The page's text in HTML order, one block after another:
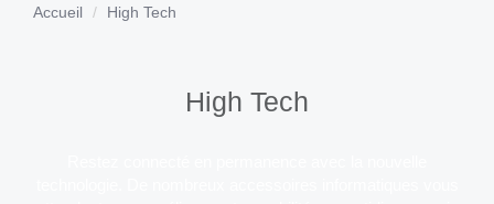
Accueil High Tech
High Tech